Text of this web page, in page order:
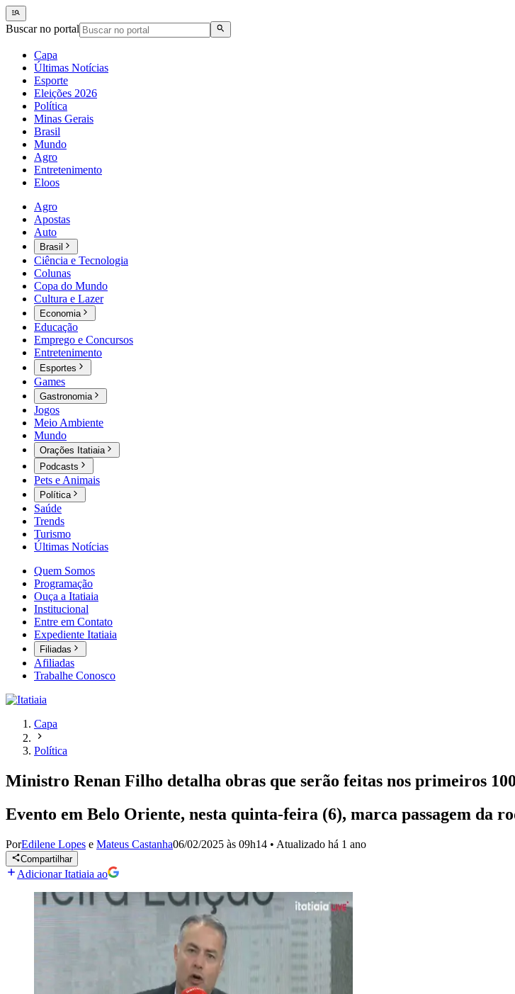
Buscar no portal
Capa
Últimas Notícias
Esporte
Eleições 2026
Política
Minas Gerais
Brasil
Mundo
Agro
Entretenimento
Eloos
Agro
Apostas
Auto
Brasil
Ciência e Tecnologia
Colunas
Copa do Mundo
Cultura e Lazer
Economia
Educação
Emprego e Concursos
Entretenimento
Esportes
Games
Gastronomia
Jogos
Meio Ambiente
Mundo
Orações Itatiaia
Podcasts
Pets e Animais
Política
Saúde
Trends
Turismo
Últimas Notícias
Quem Somos
Programação
Ouça a Itatiaia
Institucional
Entre em Contato
Expediente Itatiaia
Filiadas
Afiliadas
Trabalhe Conosco
Capa
Política
Ministro Renan Filho detalha obras que serão feitas nos primeiros 100
Evento em Belo Oriente, nesta quinta-feira (6), marca passagem da
PorEdilene Lopes e Mateus Castanha06/02/2025 às 09h14 • Atualizado há 1 ano
Compartilhar
Adicionar Itatiaia ao